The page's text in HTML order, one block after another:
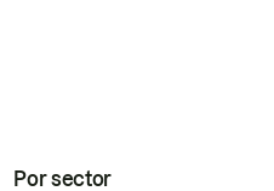
Por sector